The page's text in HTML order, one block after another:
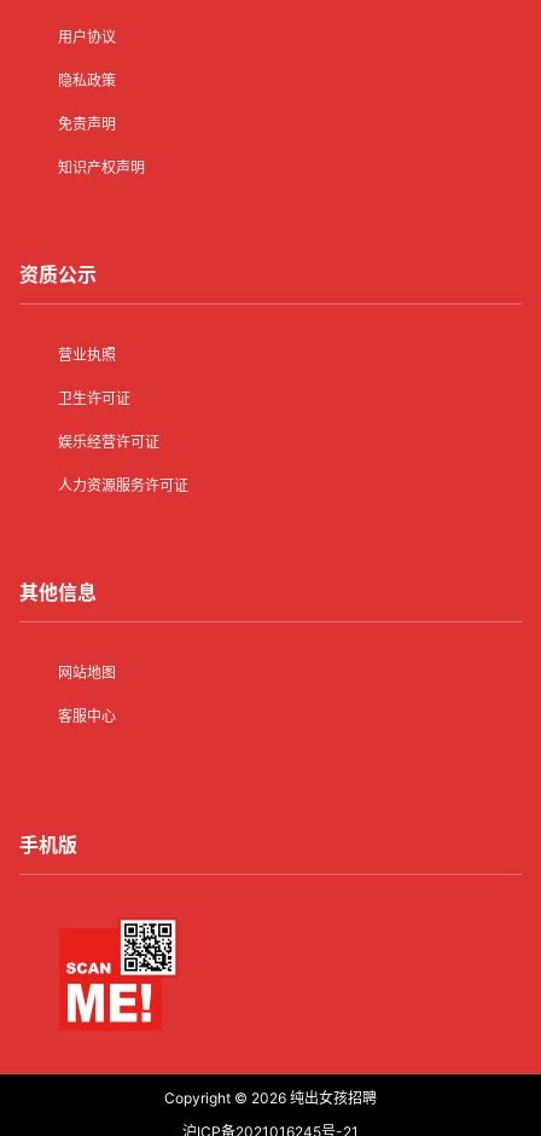
用户协议
隐私政策
免责声明
知识产权声明
资质公示
营业执照
卫生许可证
娱乐经营许可证
人力资源服务许可证
其他信息
网站地图
客服中心
手机版
Copyright © 2026 纯出女孩招聘
沪ICP备2021016245号-21